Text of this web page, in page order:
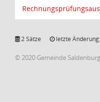
2 Sätze letzte
© 2020 Gemeinde Saldenburg